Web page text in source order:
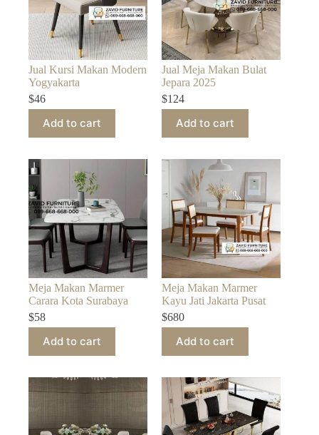
Jual Kursi Makan Modern
Yogyakarta
$46
Add to cart
Jual Meja Makan Bulat
Jepara 2025
$124
Add to cart
Meja Makan Marmer
Carara Kota Surabaya
$58
Add to cart
Meja Makan Marmer
Kayu Jati Jakarta Pusat
$680
Add to cart